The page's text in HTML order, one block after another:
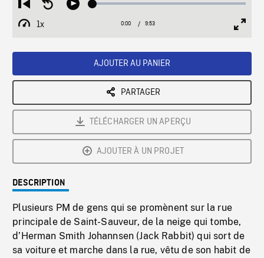
Restart
from
beginning
Seek
Play Loaded:
1x
Playback
Current
0:00 / Duration
9:53
AJOUTER AU PANIER
PARTAGER
TÉLÉCHARGER UN APERÇU
AJOUTER À UN PROJET
DESCRIPTION
Plusieurs PM de gens qui se promènent sur la rue
principale de Saint-Sauveur, de la neige qui tombe,
d’Herman Smith Johannsen (Jack Rabbit) qui sort de
sa voiture et marche dans la rue, vêtu de son habit de